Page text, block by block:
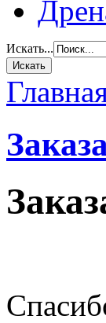
Искать...